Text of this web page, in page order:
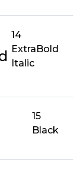
14
ExtraBold
Italic
15
Black